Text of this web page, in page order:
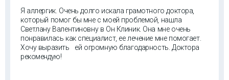
Я аллергик. Очень долго искала грамотного доктора,
который помог бы мне с моей проблемой, нашла
Светлану Валентиновну в Он Клиник. Она мне очень
понравилась как специалист, ее лечение мне помогает.
Хочу выразить ей огромную благодарность. Доктора
рекомендую!